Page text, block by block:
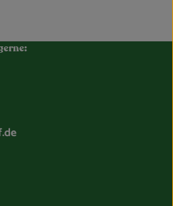
www.facebook.com/
https://www.tiktok.com/
Link zu https://whatsapp.com/